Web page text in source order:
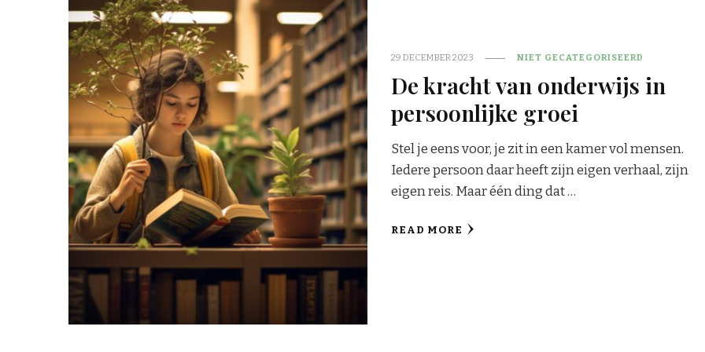
29 DECEMBER 2023 NIET GECATEGORISEERD
De kracht van onderwijs in
persoonlijke groei
Stel je eens voor, je zit in een kamer vol mensen.
Iedere persoon daar heeft zijn eigen verhaal, zijn
eigen reis. Maar één ding dat …
READ MORE